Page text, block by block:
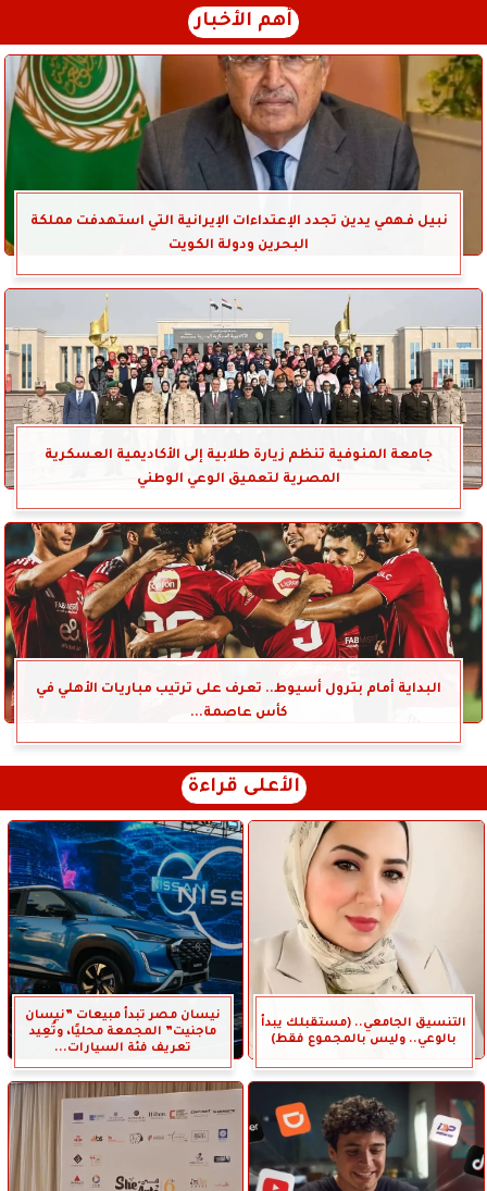
أهم الأخبار
نبيل فهمي يدين تجدد الإعتداءات الإيرانية التي استهدفت مملكة
البحرين ودولة الكويت
جامعة المنوفية تنظم زيارة طلابية إلى الأكاديمية العسكرية
المصرية لتعميق الوعي الوطني
البداية أمام بترول أسيوط.. تعرف على ترتيب مباريات الأهلي في
كأس عاصمة...
الأعلى قراءة
التنسيق الجامعي.. (مستقبلك يبدأ
بالوعي.. وليس بالمجموع فقط)
نيسان مصر تبدأ مبيعات ”نيسان
ماجنيت” المجمعة محليًا، وتُعِيد
تعريف فئة السيارات...